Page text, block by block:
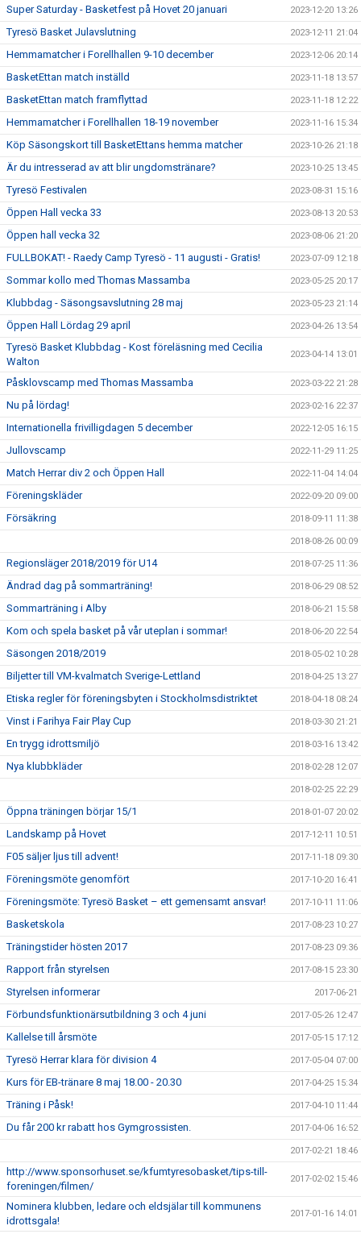
Super Saturday - Basketfest på Hovet 20 januari 2023-12-20 13:26
Tyresö Basket Julavslutning 2023-12-11 21:04
Hemmamatcher i Forellhallen 9-10 december 2023-12-06 20:14
BasketEttan match inställd 2023-11-18 13:57
BasketEttan match framflyttad 2023-11-18 12:22
Hemmamatcher i Forellhallen 18-19 november 2023-11-16 15:34
Köp Säsongskort till BasketEttans hemma matcher 2023-10-26 21:18
Är du intresserad av att blir ungdomstränare? 2023-10-25 13:45
Tyresö Festivalen 2023-08-31 15:16
Öppen Hall vecka 33 2023-08-13 20:53
Öppen hall vecka 32 2023-08-06 21:20
FULLBOKAT! - Raedy Camp Tyresö - 11 augusti - Gratis! 2023-07-09 12:18
Sommar kollo med Thomas Massamba 2023-05-25 20:17
Klubbdag - Säsongsavslutning 28 maj 2023-05-23 21:14
Öppen Hall Lördag 29 april 2023-04-26 13:54
Tyresö Basket Klubbdag - Kost föreläsning med Cecilia
Walton
2023-04-14 13:01
Påsklovscamp med Thomas Massamba 2023-03-22 21:28
Nu på lördag! 2023-02-16 22:37
Internationella frivilligdagen 5 december 2022-12-05 16:15
Jullovscamp 2022-11-29 11:25
Match Herrar div 2 och Öppen Hall 2022-11-04 14:04
Föreningskläder 2022-09-20 09:00
Försäkring 2018-09-11 11:38
2018-08-26 00:09
Regionsläger 2018/2019 för U14 2018-07-25 11:36
Ändrad dag på sommarträning! 2018-06-29 08:52
Sommarträning i Alby 2018-06-21 15:58
Kom och spela basket på vår uteplan i sommar! 2018-06-20 22:54
Säsongen 2018/2019 2018-05-02 10:28
Biljetter till VM-kvalmatch Sverige-Lettland 2018-04-25 13:27
Etiska regler för föreningsbyten i Stockholmsdistriktet 2018-04-18 08:24
Vinst i Farihya Fair Play Cup 2018-03-30 21:21
En trygg idrottsmiljö 2018-03-16 13:42
Nya klubbkläder 2018-02-28 12:07
2018-02-25 22:29
Öppna träningen börjar 15/1 2018-01-07 20:02
Landskamp på Hovet 2017-12-11 10:51
F05 säljer ljus till advent! 2017-11-18 09:30
Föreningsmöte genomfört 2017-10-20 16:41
Föreningsmöte: Tyresö Basket – ett gemensamt ansvar! 2017-10-11 11:06
Basketskola 2017-08-23 10:27
Träningstider hösten 2017 2017-08-23 09:36
Rapport från styrelsen 2017-08-15 23:30
Styrelsen informerar 2017-06-21
Förbundsfunktionärsutbildning 3 och 4 juni 2017-05-26 12:47
Kallelse till årsmöte 2017-05-15 17:12
Tyresö Herrar klara för division 4 2017-05-04 07:00
Kurs för EB-tränare 8 maj 18.00 - 20.30 2017-04-25 15:34
Träning i Påsk! 2017-04-10 11:44
Du får 200 kr rabatt hos Gymgrossisten. 2017-04-06 16:52
2017-02-21 18:46
http://www.sponsorhuset.se/kfumtyresobasket/tips-till-
foreningen/filmen/
2017-02-02 15:46
Nominera klubben, ledare och eldsjälar till kommunens
idrottsgala!
2017-01-16 14:01